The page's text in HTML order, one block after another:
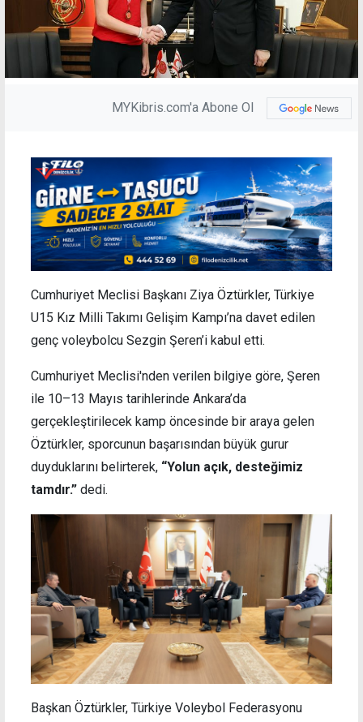
MYKibris.com'a Abone Ol
Cumhuriyet Meclisi Başkanı Ziya Öztürkler, Türkiye
U15 Kız Milli Takımı Gelişim Kampı’na davet edilen
genç voleybolcu Sezgin Şeren’i kabul etti.
Cumhuriyet Meclisi'nden verilen bilgiye göre, Şeren
ile 10–13 Mayıs tarihlerinde Ankara’da
gerçekleştirilecek kamp öncesinde bir araya gelen
Öztürkler, sporcunun başarısından büyük gurur
duyduklarını belirterek, “Yolun açık, desteğimiz
tamdır.” dedi.
Başkan Öztürkler, Türkiye Voleybol Federasyonu